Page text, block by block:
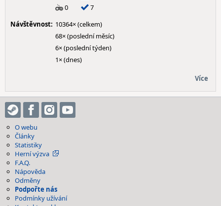
0
7
Návštěvnost: 10364× (celkem)
68× (poslední měsíc)
6× (poslední týden)
1× (dnes)
Více
O webu
Články
Statistiky
Herní výzva
F.A.Q.
Nápověda
Odměny
Podpořte nás
Podmínky užívání